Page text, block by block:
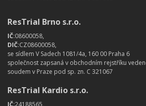
ResTrial Brno s.r.o.
IČ:08600058,
DIČ:CZ08600058,
se sídlem V Sadech 1081/4a, 160 00 Praha 6
společnost zapsaná v obchodním rejstříku
soudem v Praze pod sp. zn. C 321067
ResTrial Kardio s.r.o.
IČ:24188565,